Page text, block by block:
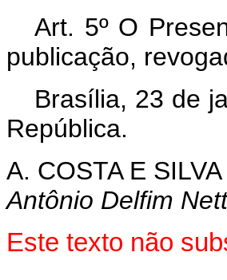
Art. 5º O
publicação,
Brasília, 23 de
República.
A. COSTA E SILVA
Antônio Delfim
Este texto não